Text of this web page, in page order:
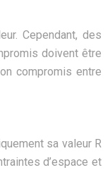
Cependant, des
doivent être
compromis entre
sa valeur R
d’espace et